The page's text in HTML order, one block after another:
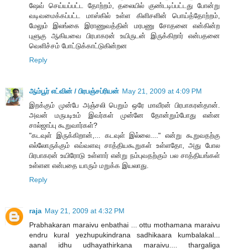
ஷேவ் செய்யப்பட்ட தோற்றம், தலையில் குண்டடிப்பட்டது போன்று
வடிவமைக்கப்பட்ட மாஸ்கில் உள்ள கிளிசளின் பொய்த்தோற்றம்,
மேலும் இலங்கை இராணுவத்தின் மரபணு சோதனை என்கின்ற
புளுகு ஆகியவை பிரபாகரன் உயிருடன் இருக்கிறார் என்பதனை
வெளிச்சம் போட்டுக்காட்டுகின்றன
Reply
ஆம்பூர் எட்வின் / பிரபஞ்சப்ரியன் May 21, 2009 at 4:09 PM
இறக்கும் முன்பே அஞ்சலி பெறும் ஒரே மாவீரன் பிரபாகரன்தான்.
அவன் மருபடிஉம் இவர்கள் முன்னே தோன்றும்போது என்ன
சால்ஜாப்பு கூறுவார்கள்?
"கடவுள் இருக்கிறான்,... கடவுள் இல்லை...." என்று கூறுவதற்கு
எல்லோருக்கும் எவ்வளவு சாத்தியகூறுகள் உள்ளதோ, அது போல
பிரபாகரன் உயிரோடு உள்ளார் என்று நம்புவதற்கும் பல சாத்தியங்கள்
உள்ளன என்பதை யாரும் மறுக்க இயலாது.
Reply
raja May 21, 2009 at 4:32 PM
Prabhakaran maraivu enbathai ... ottu mothamana maraivu
endru kural yezhupukindrana sadhikaara kumbalakal...
aanal idhu udhayathirkana maraivu.... thargaliga